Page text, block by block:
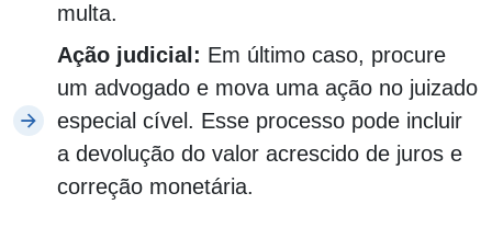
multa.
Ação judicial: Em último caso, procure
um advogado e mova uma ação no juizado
especial cível. Esse processo pode incluir
a devolução do valor acrescido de juros e
correção monetária.